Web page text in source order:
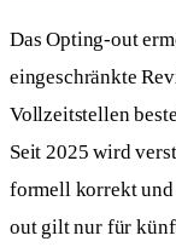
Das Opting-out
eingeschränkte
Vollzeitstellen
Seit 2025 wird
formell korrekt
out gilt nur für